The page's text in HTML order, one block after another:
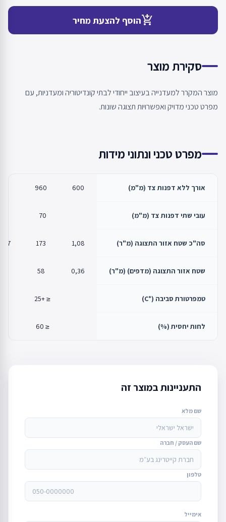
add_shopping_cartהוסף להצעת מחיר
סקירת מוצר
מוצר המקרר למעדנייה בעיצוב ייחודי לבתי קונדיטוריה ומעדניות, עם
מפרט טכני מדויק ואפשרויות תצוגה שונות.
מפרט טכני ונתוני מידות
אורך ללא דפנות צד (מ"מ) 600
960
עובי שתי דפנות צד (מ"מ) 70
סה"כ שטח אזור התצוגה (מ"ר) 1,08
173
227
שטח אזור התצוגה (מדפים) (מ"ר) 0,36
58
טמפרטורת סביבה (°C) ≤ +25
לחות יחסית (%) ≤ 60
התעניינות במוצר זה
שם מלא
שם העסק / חברה
טלפון
אימייל